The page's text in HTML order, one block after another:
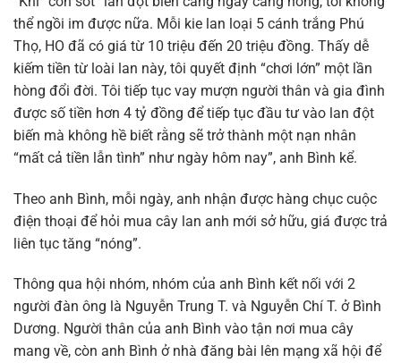
thể ngồi im được nữa. Mỗi kie lan loại 5 cánh trắng Phú
Thọ, HO đã có giá từ 10 triệu đến 20 triệu đồng. Thấy dễ
kiếm tiền từ loài lan này, tôi quyết định “chơi lớn” một lần
hòng đổi đời. Tôi tiếp tục vay mượn người thân và gia đình
được số tiền hơn 4 tỷ đồng để tiếp tục đầu tư vào lan đột
biến mà không hề biết rằng sẽ trở thành một nạn nhân
“mất cả tiền lẫn tình” như ngày hôm nay”, anh Bình kể.
Theo anh Bình, mỗi ngày, anh nhận được hàng chục cuộc
điện thoại để hỏi mua cây lan anh mới sở hữu, giá được trả
liên tục tăng “nóng”.
Thông qua hội nhóm, nhóm của anh Bình kết nối với 2
người đàn ông là Nguyễn Trung T. và Nguyễn Chí T. ở Bình
Dương. Người thân của anh Bình vào tận nơi mua cây
mang về, còn anh Bình ở nhà đăng bài lên mạng xã hội để